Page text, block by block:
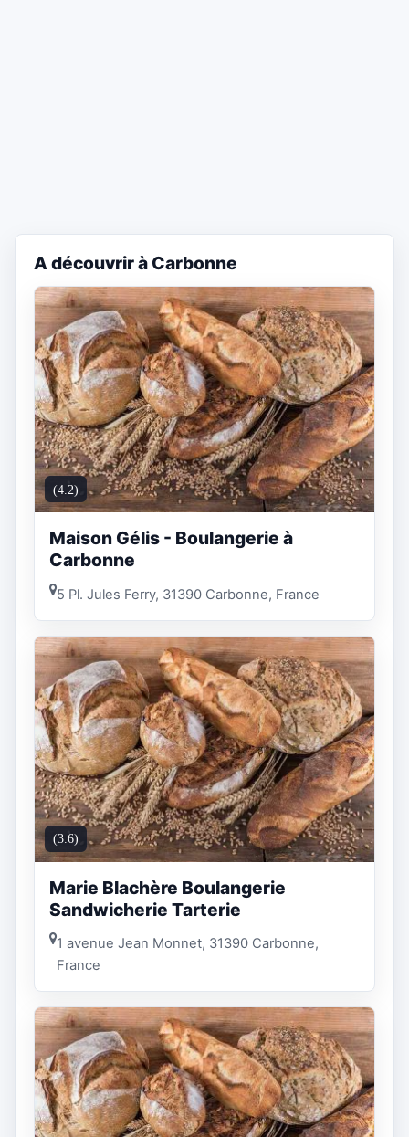
A découvrir à Carbonne
(4.2)
Maison Gélis - Boulangerie à
Carbonne
5 Pl. Jules Ferry, 31390 Carbonne, France
(3.6)
Marie Blachère Boulangerie
Sandwicherie Tarterie
1 avenue Jean Monnet, 31390 Carbonne,
France